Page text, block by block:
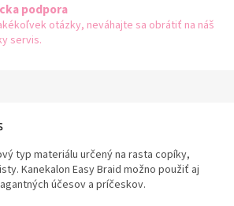
podpora
otázky, neváhajte sa obrátiť na náš
servis.
typ materiálu určený na rasta copíky,
Kanekalon Easy Braid možno použiť aj
účesov a príčeskov.